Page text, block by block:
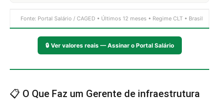
Fonte: Portal Salário / CAGED • Últimos 12 meses • Regime CLT • Brasil
🔒 Ver valores reais — Assinar o Portal Salário
📋 O Que Faz um Gerente de infraestrutura